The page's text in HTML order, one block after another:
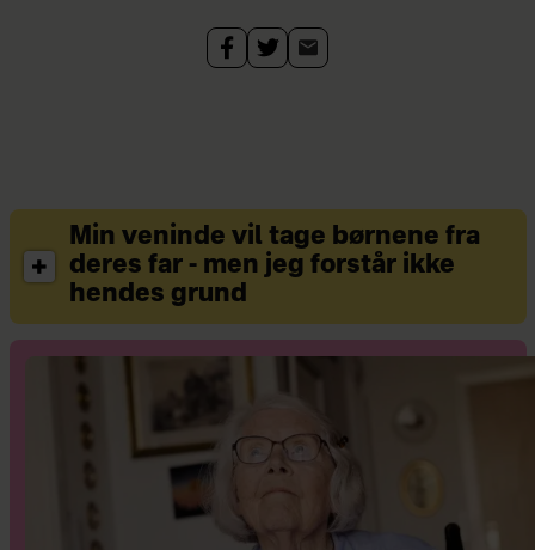
Min veninde vil tage børnene fra
deres far - men jeg forstår ikke
hendes grund